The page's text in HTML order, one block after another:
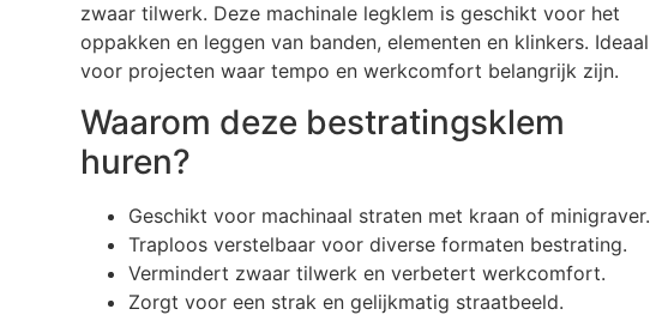
zwaar tilwerk. Deze machinale legklem is geschikt voor het
oppakken en leggen van banden, elementen en klinkers. Ideaal
voor projecten waar tempo en werkcomfort belangrijk zijn.
Waarom deze bestratingsklem
huren?
Geschikt voor machinaal straten met kraan of minigraver.
Traploos verstelbaar voor diverse formaten bestrating.
Vermindert zwaar tilwerk en verbetert werkcomfort.
Zorgt voor een strak en gelijkmatig straatbeeld.